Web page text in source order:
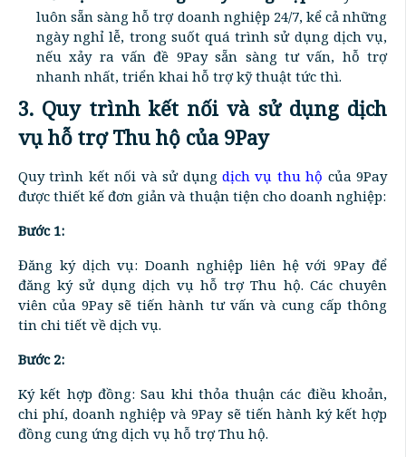
luôn sẵn sàng hỗ trợ doanh nghiệp 24/7, kể cả những
ngày nghỉ lễ, trong suốt quá trình sử dụng dịch vụ,
nếu xảy ra vấn đề 9Pay sẵn sàng tư vấn, hỗ trợ
nhanh nhất, triển khai hỗ trợ kỹ thuật tức thì.
3. Quy trình kết nối và sử dụng dịch
vụ hỗ trợ Thu hộ của 9Pay
Quy trình kết nối và sử dụng dịch vụ thu hộ của 9Pay
được thiết kế đơn giản và thuận tiện cho doanh nghiệp:
Bước 1:
Đăng ký dịch vụ: Doanh nghiệp liên hệ với 9Pay để
đăng ký sử dụng dịch vụ hỗ trợ Thu hộ. Các chuyên
viên của 9Pay sẽ tiến hành tư vấn và cung cấp thông
tin chi tiết về dịch vụ.
Bước 2:
Ký kết hợp đồng: Sau khi thỏa thuận các điều khoản,
chi phí, doanh nghiệp và 9Pay sẽ tiến hành ký kết hợp
đồng cung ứng dịch vụ hỗ trợ Thu hộ.